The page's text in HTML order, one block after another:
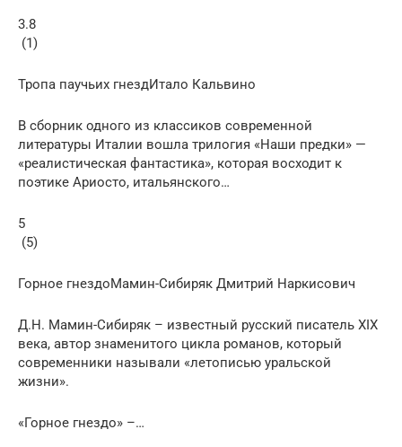
3.8
(1)
Тропа паучьих гнездИтало Кальвино
В сборник одного из классиков современной
литературы Италии вошла трилогия «Наши предки» —
«реалистическая фантастика», которая восходит к
поэтике Ариосто, итальянского…
5
(5)
Горное гнездоМамин-Сибиряк Дмитрий Наркисович
Д.Н. Мамин-Сибиряк – известный русский писатель XIX
века, автор знаменитого цикла романов, который
современники называли «летописью уральской
жизни».
«Горное гнездо» –…